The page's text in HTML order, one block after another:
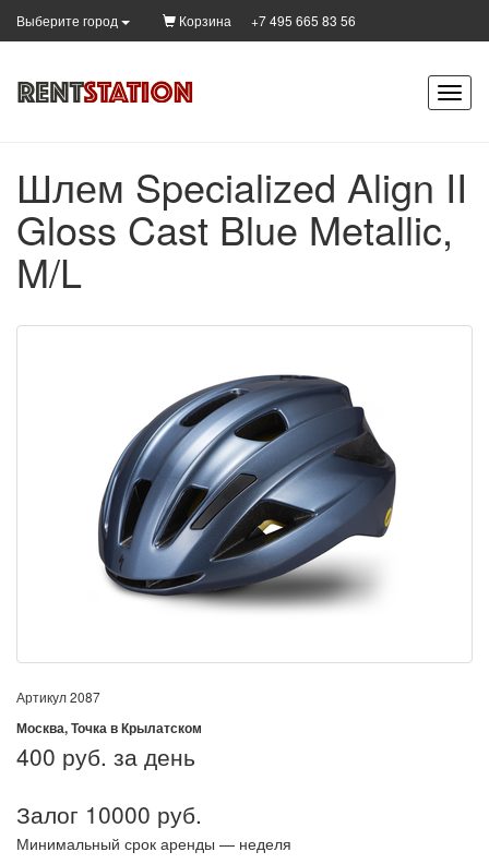
Выберите город Корзина +7 495 665 83 56
Шлем Specialized Align II
Gloss Cast Blue Metallic,
M/L
Артикул2087
Москва, Точка в Крылатском
400 руб. за день
Залог 10000 руб.
Минимальный срок аренды — неделя